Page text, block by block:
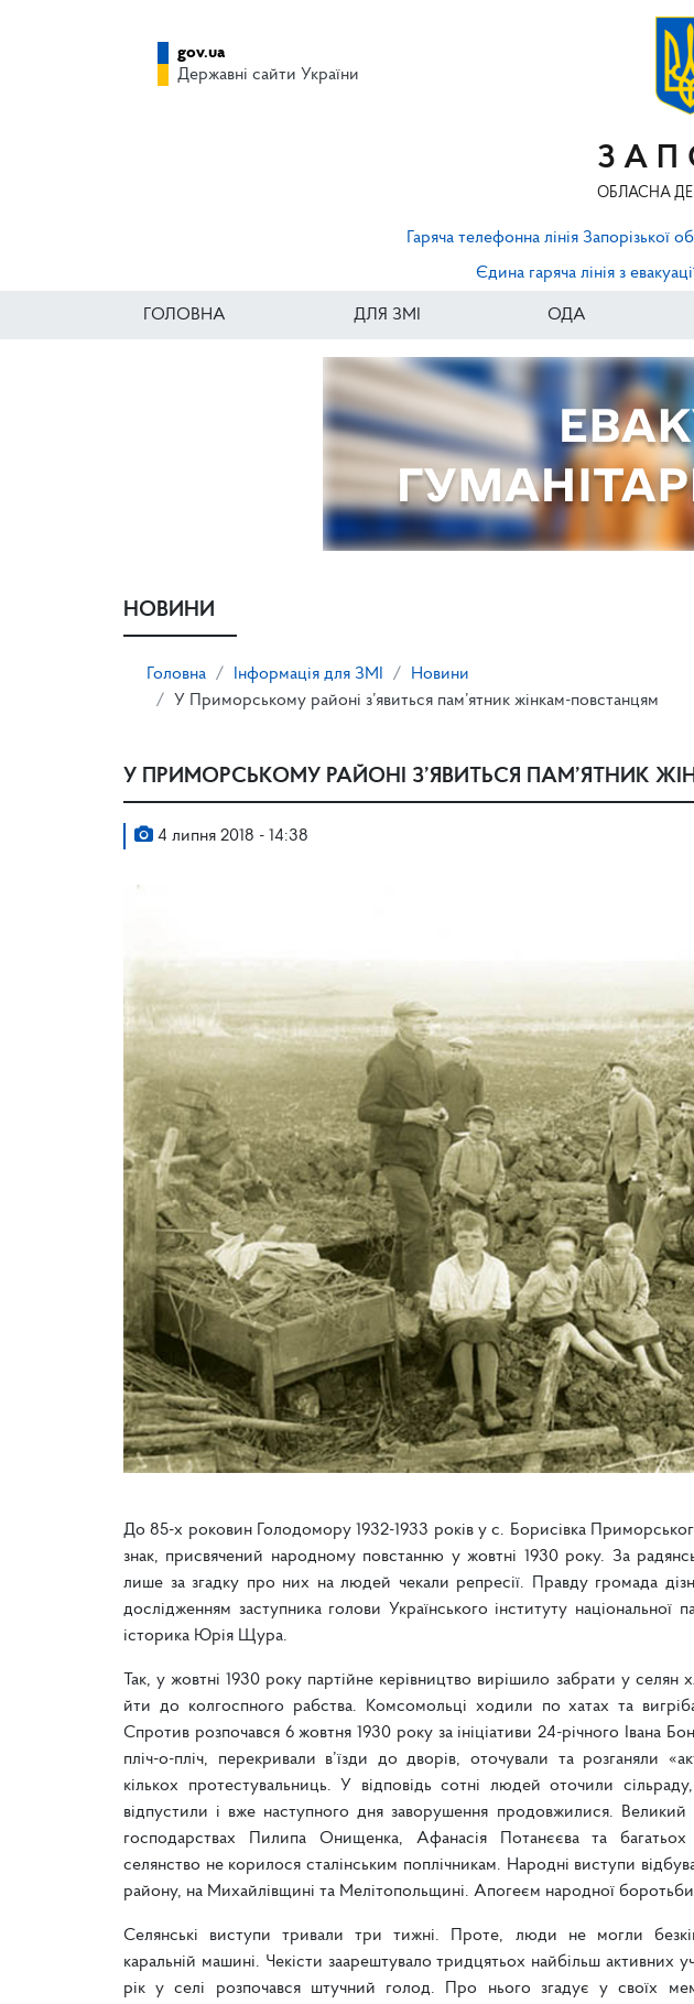
ОБЛАСНА
gov.ua
Державні сайти України
Гаряча телефонна лінія Запорізької
Єдина гаряча лінія з
ГОЛОВНА ДЛЯ ЗМІ ОДА
НОВИНИ
Головна Інформація для ЗМІ
Новини
У Приморському районі з’явиться пам’ятник жінкам-повстанцям
У ПРИМОРСЬКОМУ РАЙОНІ З’ЯВИТЬСЯ ПАМ’ЯТНИК
4 липня 2018 - 14:38
До 85-х роковин Голодомору 1932-1933 років у с. Борисівка
знак, присвячений народному повстанню у жовтні 1930 року. За
лише за згадку про них на людей чекали репресії. Правду громада
дослідженням заступника голови Українського інституту національної
історика Юрія Щура.
Так, у жовтні 1930 року партійне керівництво вирішило забрати у
йти до колгоспного рабства. Комсомольці ходили по хатах та
Спротив розпочався 6 жовтня 1930 року за ініціативи 24-річного Івана
пліч-о-пліч, перекривали в’їзди до дворів, оточували та розганяли
кількох протестувальниць. У відповідь сотні людей оточили
відпустили і вже наступного дня заворушення продовжилися.
господарствах Пилипа Онищенка, Афанасія Потанєєва та багатьох
селянство не корилося сталінським поплічникам. Народні виступи
району, на Михайлівщині та Мелітопольщині. Апогеєм народної боротьби
Селянські виступи тривали три тижні. Проте, люди не могли
каральній машині. Чекісти заарештувало тридцятьох найбільш активних
рік у селі розпочався штучний голод. Про нього згадує у своїх